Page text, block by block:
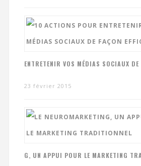
ENTRETENIR VOS MÉDIAS SOCIAUX DE
23 février 2015
G, UN APPUI POUR LE MARKETING